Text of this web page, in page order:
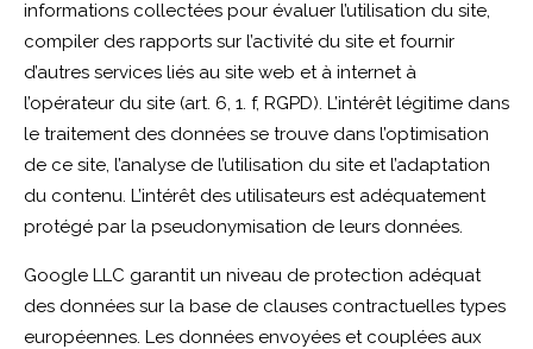
informations collectées pour évaluer l’utilisation du site,
compiler des rapports sur l’activité du site et fournir
d’autres services liés au site web et à internet à
l’opérateur du site (art. 6, 1. f, RGPD). L’intérêt légitime dans
le traitement des données se trouve dans l’optimisation
de ce site, l’analyse de l’utilisation du site et l’adaptation
du contenu. L’intérêt des utilisateurs est adéquatement
protégé par la pseudonymisation de leurs données.
Google LLC garantit un niveau de protection adéquat
des données sur la base de clauses contractuelles types
européennes. Les données envoyées et couplées aux